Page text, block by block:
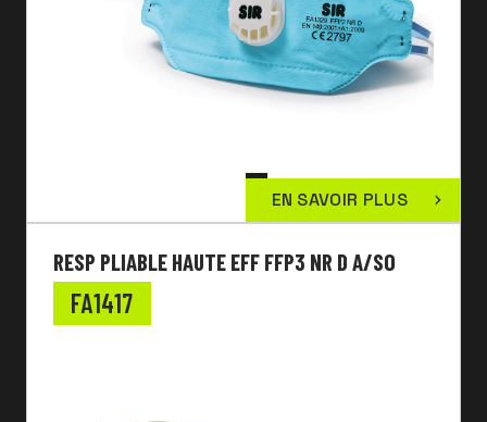
EN SAVOIR PLUS
RESP PLIABLE HAUTE EFF FFP3 NR D A/SO
FA1417